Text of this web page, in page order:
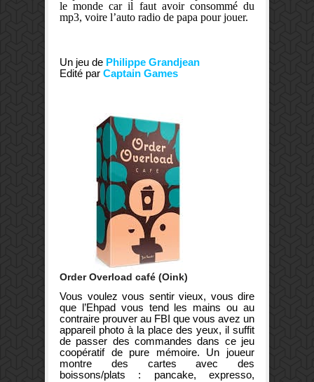
le monde car il faut avoir consommé du
mp3, voire l’auto radio de papa pour jouer.
Un jeu de Philippe Grandjean
Edité par Captain Games
Order Overload café (Oink)
Vous voulez vous sentir vieux, vous dire
que l’Ehpad vous tend les mains ou au
contraire prouver au FBI que vous avez un
appareil photo à la place des yeux, il suffit
de passer des commandes dans ce jeu
coopératif de pure mémoire. Un joueur
montre des cartes avec des
boissons/plats : pancake, expresso,